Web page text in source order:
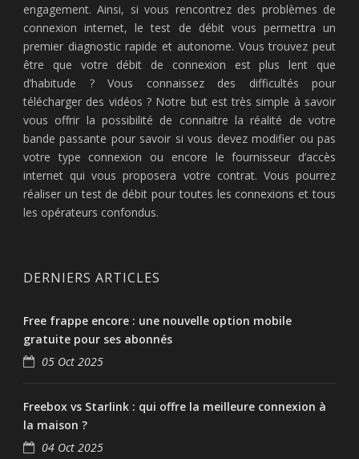
engagement. Ainsi, si vous rencontrez des problèmes de
connexion internet, le test de débit vous permettra un
premier diagnostic rapide et autonome. Vous trouvez peut
être que votre débit de connexion est plus lent que
d’habitude ? Vous connaissez des difficultés pour
télécharger des vidéos ? Notre but est très simple à savoir
vous offrir la possibilité de connaitre la réalité de votre
bande passante pour savoir si vous devez modifier ou pas
votre type connexion ou encore le fournisseur d’accès
internet qui vous proposera votre contrat. Vous pourrez
réaliser un test de débit pour toutes les connexions et tous
les opérateurs confondus.
DERNIERS ARTICLES
Free frappe encore : une nouvelle option mobile
gratuite pour ses abonnés
05 Oct 2025
Freebox vs Starlink : qui offre la meilleure connexion à
la maison ?
04 Oct 2025